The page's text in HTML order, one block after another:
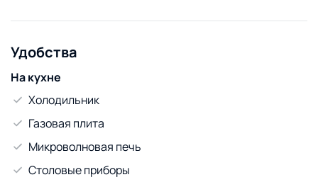
Удобства
На кухне
Холодильник
Газовая плита
Микроволновая печь
Столовые приборы